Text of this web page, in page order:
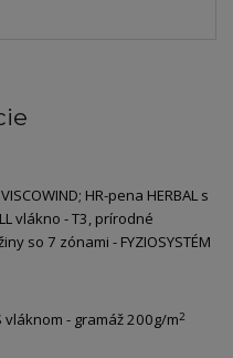
HR-pena HERBAL s
vlákno - T3, prírodné
so 7 zónami - FYZIOSYSTÉM
vláknom - gramáž 200g/m2